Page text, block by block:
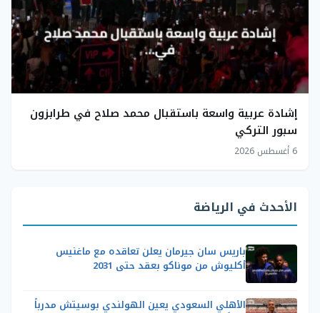
إشادة عربية واسعة باستقبال محمد صلاح في طرابزون
سبور التركي
6 أغسطس 2026
الأحدث في الرياضة
باريس سان جيرمان يعلن تعاقده مع ماغنيس
أكليوش من موناكو بعقد حتى 2031
الأهلي السعودي يعين الهولندي بوسيتش مدرباً